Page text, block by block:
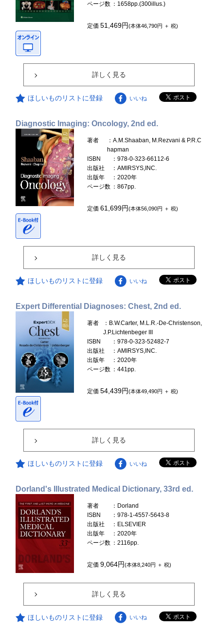
ページ数 ：1658pp.(300illus.)
定価51,469円(本体46,790円 ＋ 税)
詳しく見る
ほしいものリストに登録 いいね
Diagnostic Imaging: Oncology, 2nd ed.
著者
：A.M.Shaaban, M.Rezvani & P.R.C
hapman
ISBN
：978-0-323-66112-6
出版社
：AMIRSYS,INC.
出版年
：2020年
ページ数 ：867pp.
定価61,699円(本体56,090円 ＋ 税)
詳しく見る
ほしいものリストに登録 いいね
Expert Differential Diagnoses: Chest, 2nd ed.
著者
：B.W.Carter, M.L.R.-De-Christenson,
J.P.Lichtenbeger III
ISBN
：978-0-323-52482-7
出版社
：AMIRSYS,INC.
出版年
：2020年
ページ数 ：441pp.
定価54,439円(本体49,490円 ＋ 税)
詳しく見る
ほしいものリストに登録 いいね
Dorland's Illustrated Medical Dictionary, 33rd ed.
著者
：Dorland
ISBN
：978-1-4557-5643-8
出版社
：ELSEVIER
出版年
：2020年
ページ数 ：2116pp.
定価9,064円(本体8,240円 ＋ 税)
詳しく見る
ほしいものリストに登録 いいね